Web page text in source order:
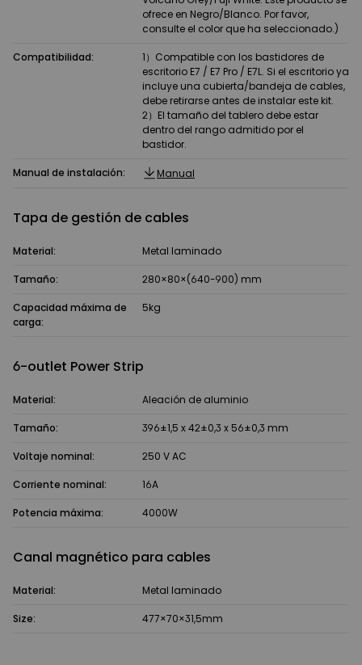
ofrece en Negro/Blanco. Por favor,
consulte el color que ha seleccionado.)
Compatibilidad:
1）Compatible con los bastidores de
escritorio E7 / E7 Pro / E7L. Si el escritorio ya
incluye una cubierta/bandeja de cables,
debe retirarse antes de instalar este kit.
2）El tamaño del tablero debe estar
dentro del rango admitido por el
bastidor.
Manual de instalación: Manual
Tapa de gestión de cables
Material: Metal laminado
Tamaño: 280×80×(640-900) mm
Capacidad máxima de
carga:
5kg
6-outlet Power Strip
Material: Aleación de aluminio
Tamaño: 396±1,5 x 42±0,3 x 56±0,3 mm
Voltaje nominal: 250 V AC
Corriente nominal: 16A
Potencia máxima: 4000W
Canal magnético para cables
Material: Metal laminado
Size: 477×70×31,5mm